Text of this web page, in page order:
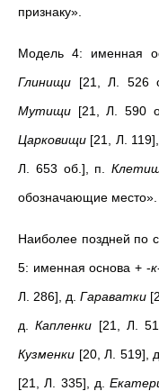
признаку».
Модель 4: именная
Глинищи [21, Л. 526
Мутищи [21, Л. 590
Царковищи [21, Л.
Л. 653 об.], п.
обозначающие место».
Наиболее поздней по
5: именная основа + -к
Л. 286], д. Гараватки
д.Капленки [21, Л.
Кузменки [20, Л. 519],
[21, Л. 335], д.